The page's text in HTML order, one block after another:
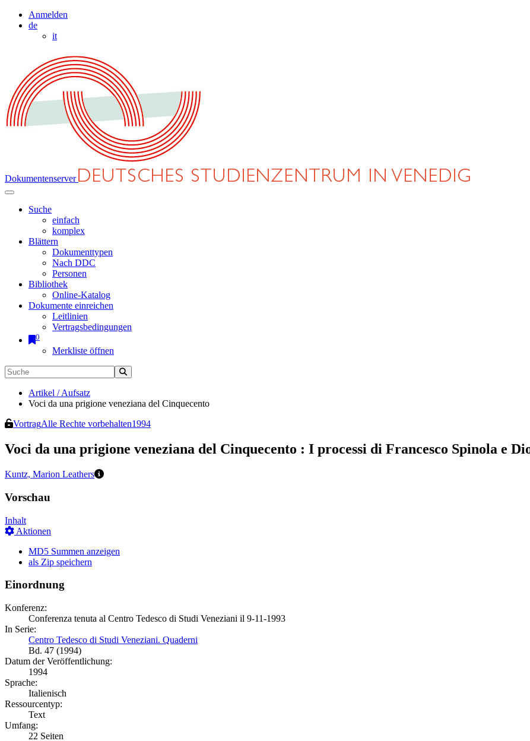
Anmelden
de
it
Dokumentenserver
Suche
einfach
komplex
Blättern
Dokumenttypen
Nach DDC
Personen
Bibliothek
Online-Katalog
Dokumente einreichen
Leitlinien
Vertragsbedingungen
0
Merkliste öffnen
Artikel / Aufsatz
Voci da una prigione veneziana del Cinquecento
VortragAlle Rechte vorbehalten1994
Voci da una prigione veneziana del Cinquecento : I processi di Francesco Spinola e
Kuntz, Marion Leathers
Vorschau
Inhalt
Aktionen
MD5 Summen anzeigen
als Zip speichern
Einordnung
Konferenz:
Conferenza tenuta al Centro Tedesco di Studi Veneziani il 9-11-1993
In Serie:
Centro Tedesco di Studi Veneziani. Quaderni
Bd. 47 (1994)
Datum der Veröffentlichung:
1994
Sprache:
Italienisch
Ressourcentyp:
Text
Umfang:
22 Seiten